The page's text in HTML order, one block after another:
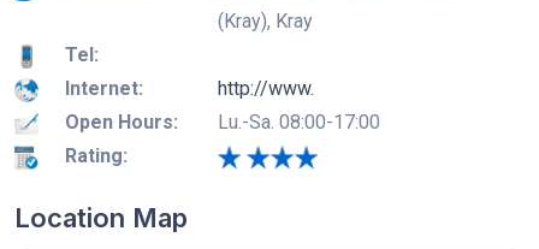
(Kray), Kray
Tel:
Internet:
http://www.
Open Hours:
Lu.-Sa. 08:00-17:00
Rating:
Location Map